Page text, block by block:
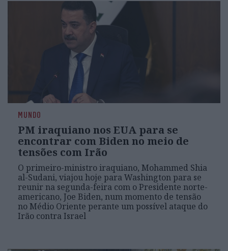
MUNDO
PM iraquiano nos EUA para se
encontrar com Biden no meio de
tensões com Irão
O primeiro-ministro iraquiano, Mohammed Shia
al-Sudani, viajou hoje para Washington para se
reunir na segunda-feira com o Presidente norte-
americano, Joe Biden, num momento de tensão
no Médio Oriente perante um possível ataque do
Irão contra Israel